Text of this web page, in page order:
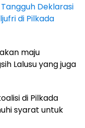
Deklarasi
di Pilkada
maju
Lalusu yang juga
di Pilkada
syarat untuk